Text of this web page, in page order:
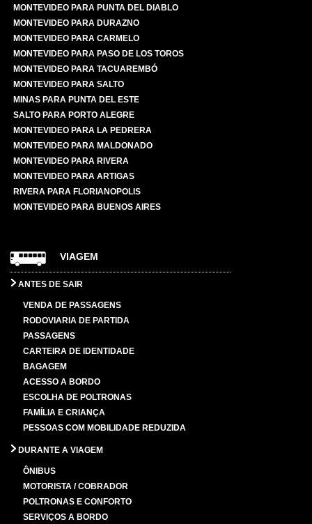
MONTEVIDEO PARA PUNTA DEL DIABLO
MONTEVIDEO PARA DURAZNO
MONTEVIDEO PARA CARMELO
MONTEVIDEO PARA PASO DE LOS TOROS
MONTEVIDEO PARA TACUAREMBÓ
MONTEVIDEO PARA SALTO
MINAS PARA PUNTA DEL ESTE
SALTO PARA PORTO ALEGRE
MONTEVIDEO PARA LA PEDRERA
MONTEVIDEO PARA MALDONADO
MONTEVIDEO PARA RIVERA
MONTEVIDEO PARA ARTIGAS
RIVERA PARA FLORIANOPOLIS
MONTEVIDEO PARA BUENOS AIRES
VIAGEM
ANTES DE SAIR
VENDA DE PASSAGENS
RODOVIARIA DE PARTIDA
PASSAGENS
CARTEIRA DE IDENTIDADE
BAGAGEM
ACESSO A BORDO
ESCOLHA DE POLTRONAS
FAMÍLIA E CRIANÇA
PESSOAS COM MOBILIDADE REDUZIDA
DURANTE A VIAGEM
ÔNIBUS
MOTORISTA / COBRADOR
POLTRONAS E CONFORTO
SERVIÇOS A BORDO